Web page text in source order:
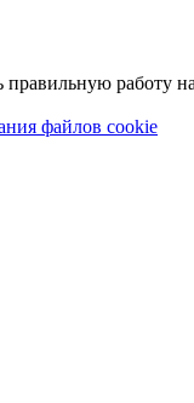
работу
файлов cookie